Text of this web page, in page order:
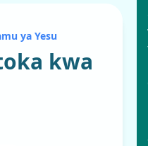
ya Yesu
kwa